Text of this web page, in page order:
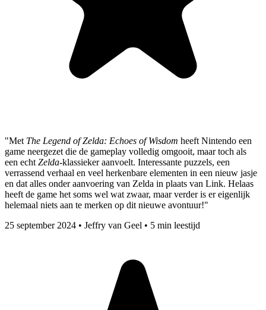
"Met The Legend of Zelda: Echoes of Wisdom heeft Nintendo een
game neergezet die de gameplay volledig omgooit, maar toch als
een echt Zelda-klassieker aanvoelt. Interessante puzzels, een
verrassend verhaal en veel herkenbare elementen in een nieuw jasje
en dat alles onder aanvoering van Zelda in plaats van Link. Helaas
heeft de game het soms wel wat zwaar, maar verder is er eigenlijk
helemaal niets aan te merken op dit nieuwe avontuur!"
25 september 2024 • Jeffry van Geel • 5 min leestijd